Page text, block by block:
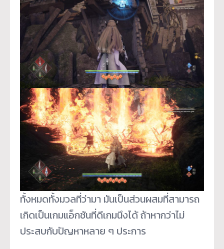
ทั้งหมดทั้งมวลที่ว่ามา มันเป็นส่วนผสมที่สามารถ
เกิดเป็นเกมแอ็กชันที่ดีเกมนึงได้ ถ้าหากว่าไม่
ประสบกับปัญหาหลาย ๆ ประการ